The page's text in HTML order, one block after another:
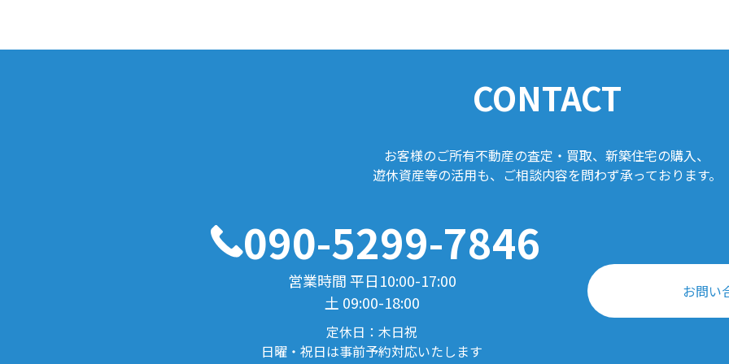
ョ
CONTACT
お客様のご所有不動産の査定・買取、新築住宅の購入、
遊休資産等の活用も、ご相談内容を問わず承っております。
090-5299-7846
営業時間 平日10:00-17:00
土 09:00-18:00
定休日：木日祝
日曜・祝日は事前予約対応いたします
お問い